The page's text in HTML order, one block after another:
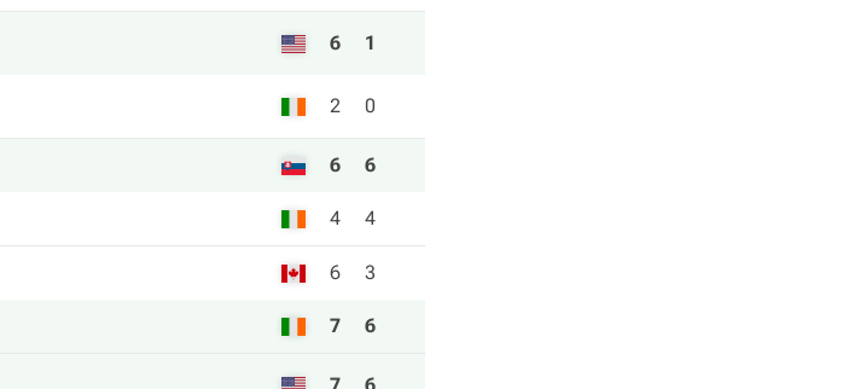
6 1
2 0
6 6
4 4
6 3
7 6